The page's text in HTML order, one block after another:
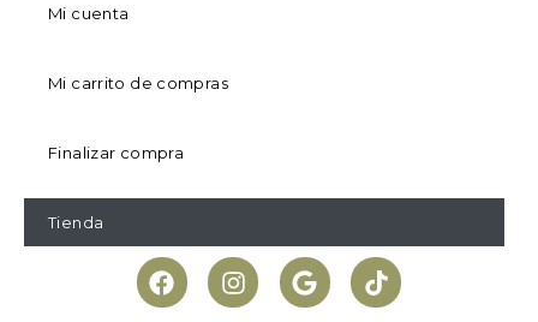
Mi cuenta
Mi carrito de compras
Finalizar compra
Tienda